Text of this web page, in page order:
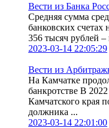
Вести из Банка
Средняя сумма
банковских счетах
356 тысяч рублей
2023-03-14 22:05:29
Вести из
На Камчатке
банкротстве В
Камчатского края
должника ...
2023-03-14 22:01:00